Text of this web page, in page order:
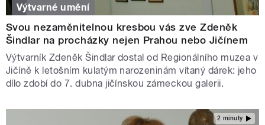
Výtvarné umění
Svou nezaměnitelnou kresbou vás zve Zdeněk
Šindlar na procházky nejen Prahou nebo Jičínem
Výtvarník Zdeněk Šindlar dostal od Regionálního muzea v
Jičíně k letošním kulatým narozeninám vítaný dárek: jeho
dílo zdobí do 7. dubna jičínskou zámeckou galerii.
2 minuty